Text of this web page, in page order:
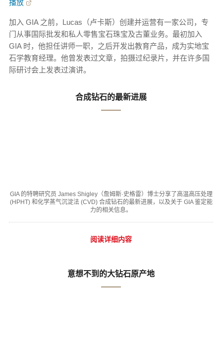
播放
加入 GIA 之前，Lucas（卢卡斯）创建并运营有一家公司，专
门从事国际批发和私人零售宝石珠宝及古董业务。最初加入
GIA 时，他担任讲师一职，之后开发出教育产品，成为实地宝
石学教育经理。他曾发表过文章，拍摄过纪录片，并在许多国
际研讨会上发表过演讲。
合成钻石的最新进展
GIA 的特聘研究员 James Shigley（詹姆斯·史格雷）博士分享了高温高压处理
(HPHT) 和化学蒸气沉淀法 (CVD) 合成钻石的最新进展，以及关于 GIA 鉴定能
力的相关信息。
阅读详细内容
意想不到的大钻石原产地